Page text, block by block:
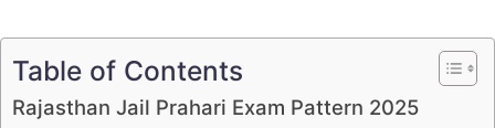
Table of Contents
Rajasthan Jail Prahari Exam Pattern 2025